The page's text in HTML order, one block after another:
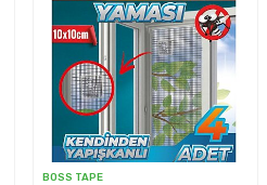
BOSS TAPE